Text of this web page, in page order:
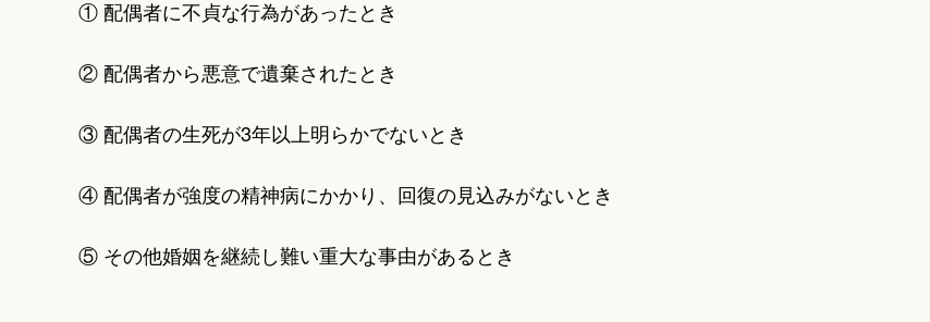
① 配偶者に不貞な行為があったとき
② 配偶者から悪意で遺棄されたとき
③ 配偶者の生死が3年以上明らかでないとき
④ 配偶者が強度の精神病にかかり、回復の見込みがないとき
⑤ その他婚姻を継続し難い重大な事由があるとき